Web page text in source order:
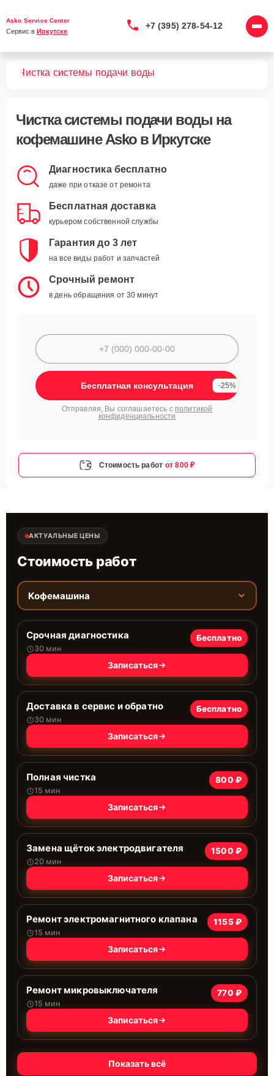
Asko Service Center
Сервис в Иркутске
+7 (395) 278-54-12
Чистка системы подачи воды
Чистка системы подачи воды на
кофемашине Asko в Иркутске
Диагностика бесплатно
даже при отказе от ремонта
Бесплатная доставка
курьером собственной службы
Гарантия до 3 лет
на все виды работ и запчастей
Срочный ремонт
в день обращения от 30 минут
Бесплатная консультация -25%
Отправляя, Вы соглашаетесь с политикой
конфиденциальности
Стоимость работ от 800 ₽
АКТУАЛЬНЫЕ ЦЕНЫ
Стоимость работ
Кофемашина
Срочная диагностика
30 мин
Бесплатно
Записаться
Доставка в сервис и обратно
30 мин
Бесплатно
Записаться
Полная чистка
15 мин
800 ₽
Записаться
Замена щёток электродвигателя
20 мин
1500 ₽
Записаться
Ремонт электромагнитного клапана
15 мин
1155 ₽
Записаться
Ремонт микровыключателя
15 мин
770 ₽
Записаться
Показать всё